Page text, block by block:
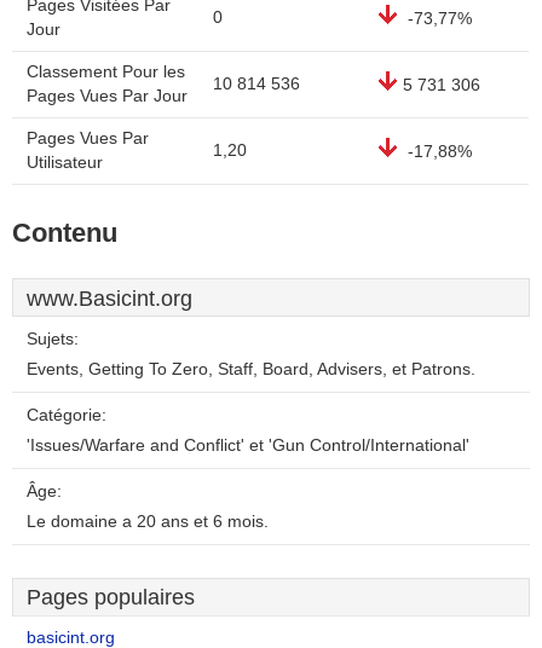
Pages Visitées Par
Jour
0 -73,77%
Classement Pour les
Pages Vues Par Jour
10 814 536 5 731 306
Pages Vues Par
Utilisateur
1,20 -17,88%
Contenu
www.Basicint.org
Sujets:
Events, Getting To Zero, Staff, Board, Advisers, et Patrons.
Catégorie:
'Issues/Warfare and Conflict' et 'Gun Control/International'
Âge:
Le domaine a 20 ans et 6 mois.
Pages populaires
basicint.org